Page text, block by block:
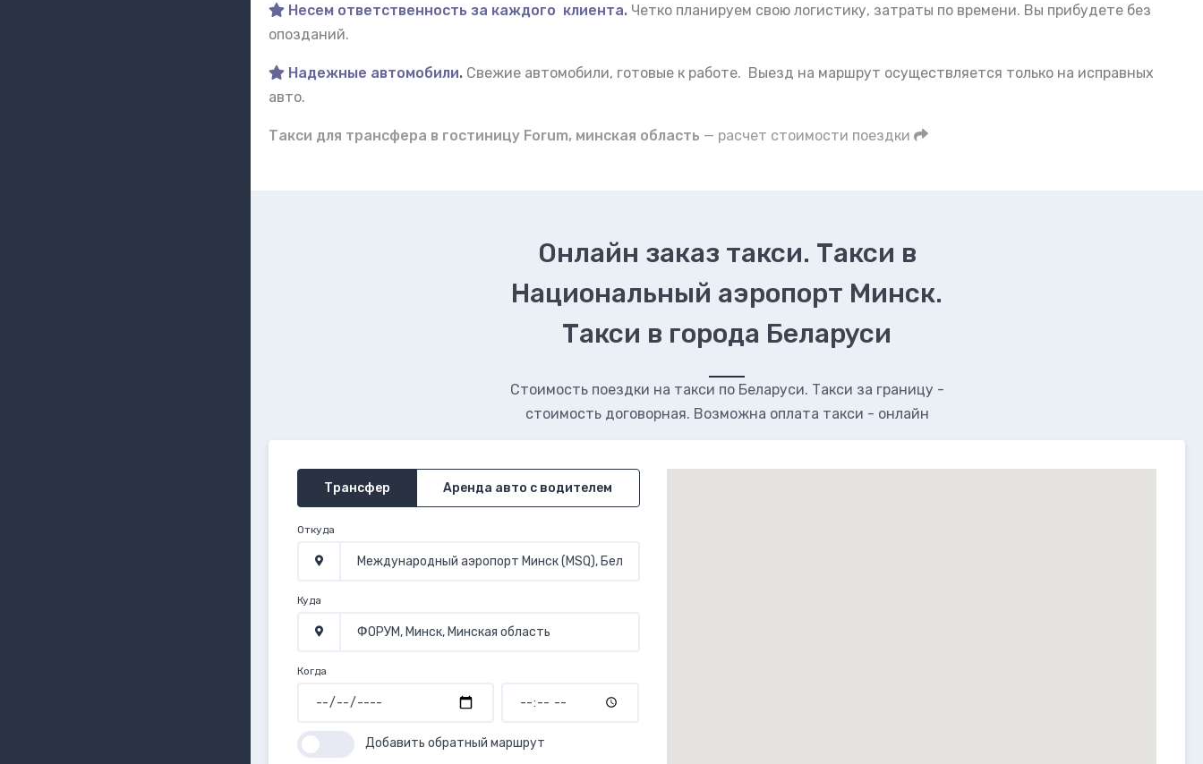
Несем ответственность за каждого клиента. Четко планируем свою логистику, затраты по времени. Вы прибудете без
опозданий.
Надежные автомобили. Свежие автомобили, готовые к работе. Выезд на маршрут осуществляется только на исправных
авто.
Такси для трансфера в гостиницу Forum, минская область — расчет стоимости поездки
Онлайн заказ такси. Такси в
Национальный аэропорт Минск.
Такси в города Беларуси
Стоимость поездки на такси по Беларуси. Такси за границу -
стоимость договорная. Возможна оплата такси - онлайн
Трансфер Аренда авто с водителем
Откуда
Куда
Когда
Добавить обратный маршрут